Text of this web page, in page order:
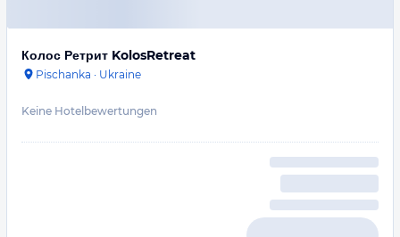
Колос Ретрит KolosRetreat
Pischanka · Ukraine
Keine Hotelbewertungen